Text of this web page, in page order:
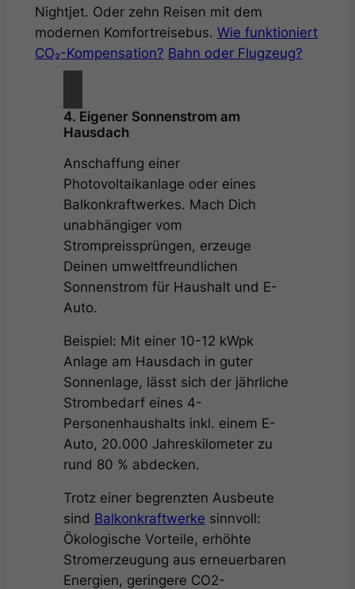
Nightjet. Oder zehn Reisen mit dem
modernen Komfortreisebus. Wie funktioniert
CO₂-Kompensation? Bahn oder Flugzeug?
4. Eigener Sonnenstrom am
Hausdach
Anschaffung einer
Photovoltaikanlage oder eines
Balkonkraftwerkes. Mach Dich
unabhängiger vom
Strompreissprüngen, erzeuge
Deinen umweltfreundlichen
Sonnenstrom für Haushalt und E-
Auto.
Beispiel: Mit einer 10-12 kWpk
Anlage am Hausdach in guter
Sonnenlage, lässt sich der jährliche
Strombedarf eines 4-
Personenhaushalts inkl. einem E-
Auto, 20.000 Jahreskilometer zu
rund 80 % abdecken.
Trotz einer begrenzten Ausbeute
sind Balkonkraftwerke sinnvoll:
Ökologische Vorteile, erhöhte
Stromerzeugung aus erneuerbaren
Energien, geringere CO2-